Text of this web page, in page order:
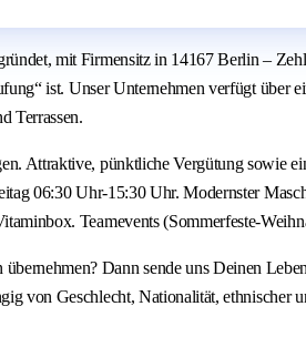
mit Firmensitz in 14167 Berlin –
ist. Unser Unternehmen verfügt
Terrassen.
Attraktive, pünktliche Vergütung sowie
06:30 Uhr-15:30 Uhr. Modernster
Teamevents (Sommerfeste-
Dann sende uns Deinen
von Geschlecht, Nationalität,